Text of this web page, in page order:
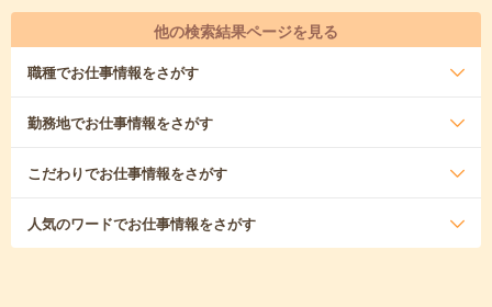
他の検索結果ページを見る
職種でお仕事情報をさがす
勤務地でお仕事情報をさがす
こだわりでお仕事情報をさがす
人気のワードでお仕事情報をさがす